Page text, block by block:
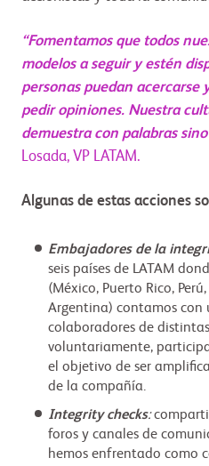
“Fomentamos que todos
modelos a seguir y estén
personas puedan acercarse
pedir opiniones. Nuestra
demuestra con palabras
Losada, VP LATAM.
Algunas de estas acciones
Embajadores de la
seis países de LATAM
(México, Puerto Rico,
Argentina) contamos con
colaboradores de
voluntariamente,
el objetivo de ser
de la compañía.
Integrity checks:
foros y canales de
hemos enfrentado como